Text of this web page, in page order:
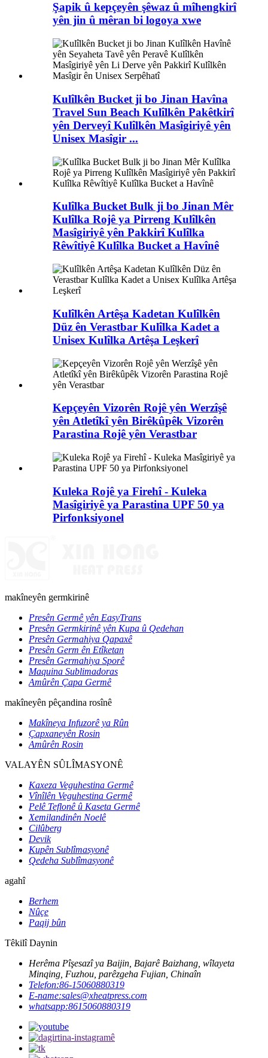
Şapik û kepçeyên şêwaz û mîhengkirî
yên jin û mêran bi logoya xwe
Kulîlkên Bucket ji bo Jinan Havîna
Travel Sun Beach Kulîlkên Pakêtkirî
yên Derveyî Kulîlkên Masîgiriyê yên
Unisex Masîgir ...
Kulîlka Bucket Bulk ji bo Jinan Mêr
Kulîlka Rojê ya Pirreng Kulîlkên
Masîgiriyê yên Pakkirî Kulîlka
Rêwîtiyê Kulîlka Bucket a Havînê
Kulîlkên Artêşa Kadetan Kulîlkên
Düz ên Verastbar Kulîlka Kadet a
Unisex Kulîlka Artêşa Leşkerî
Kepçeyên Vizorên Rojê yên Werzîşê
yên Atletîkî yên Birêkûpêk Vizorên
Parastina Rojê yên Verastbar
Kuleka Rojê ya Firehî - Kuleka
Masîgiriyê ya Parastina UPF 50 ya
Pirfonksiyonel
makîneyên germkirinê
Presên Germê yên EasyTrans
Presên Germkirinê yên Kupa û Qedehan
Presên Germahiya Qapaxê
Presên Germ ên Etîketan
Presên Germahiya Sporê
Maquina Sublimadoras
Amûrên Çapa Germê
makîneyên pêçandina rosînê
Makîneya Infuzorê ya Rûn
Çapxaneyên Rosin
Amûrên Rosin
VALAYÊN SÛLÎMASYONÊ
Kaxeza Veguhestina Germê
Vînîlên Veguhestina Germê
Pelê Teflonê û Kaseta Germê
Xemilandinên Noelê
Cilûberg
Devik
Kupên Sublîmasyonê
Qedeha Sublîmasyonê
agahî
Berhem
Nûçe
Paqij bûn
Têkilî Daynin
Herêma Pîşesazî ya Baijin, Bajarê Baizhang, wîlayeta
Minqing, Fuzhou, parêzgeha Fujian, Chinaîn
Telefon:86-15060880319
E-name:sales@xheatpress.com
whatsapp:8615060880319